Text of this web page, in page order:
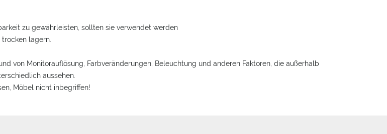
zu gewährleisten, sollten sie verwendet werden
lagern.
von Monitorauflösung, Farbveränderungen, Beleuchtung und anderen Faktoren, die außerhalb
aussehen.
Möbel nicht inbegriffen!